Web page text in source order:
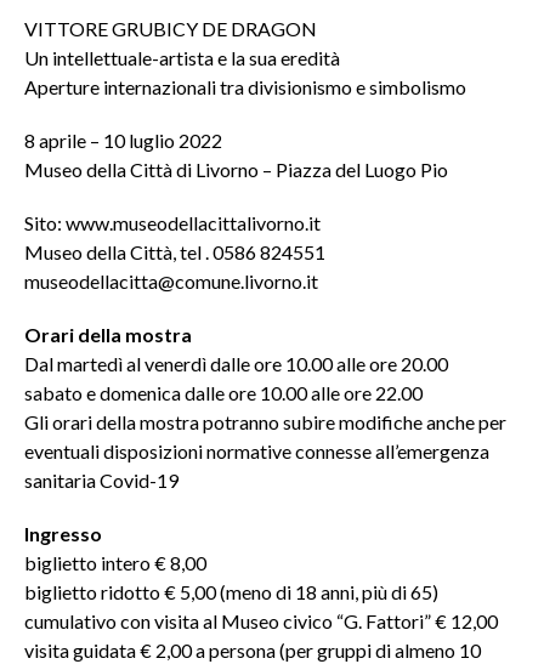
VITTORE GRUBICY DE DRAGON
Un intellettuale-artista e la sua eredità
Aperture internazionali tra divisionismo e simbolismo
8 aprile – 10 luglio 2022
Museo della Città di Livorno – Piazza del Luogo Pio
Sito: www.museodellacittalivorno.it
Museo della Città, tel . 0586 824551
museodellacitta@comune.livorno.it
Orari della mostra
Dal martedì al venerdì dalle ore 10.00 alle ore 20.00
sabato e domenica dalle ore 10.00 alle ore 22.00
Gli orari della mostra potranno subire modifiche anche per
eventuali disposizioni normative connesse all’emergenza
sanitaria Covid-19
Ingresso
biglietto intero € 8,00
biglietto ridotto € 5,00 (meno di 18 anni, più di 65)
cumulativo con visita al Museo civico “G. Fattori” € 12,00
visita guidata € 2,00 a persona (per gruppi di almeno 10